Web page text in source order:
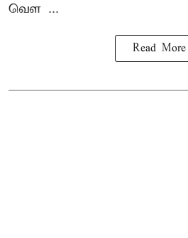
வெள ...
Read More